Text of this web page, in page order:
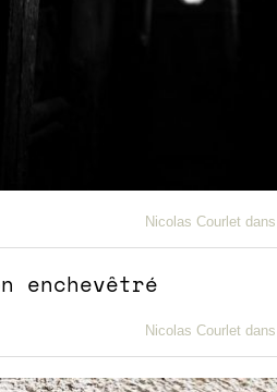
Nicolas Courlet dans
Nicolas Courlet dans